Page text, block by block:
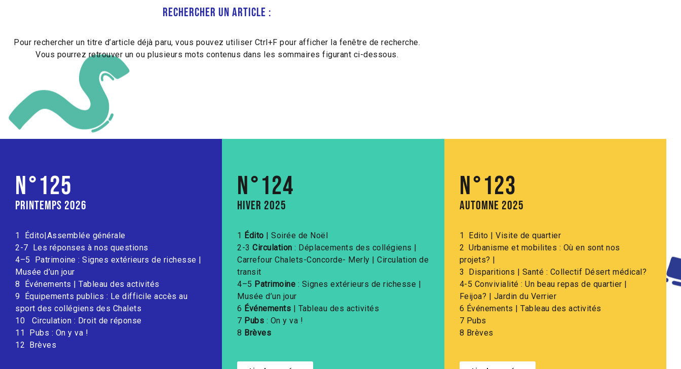
rechercher un article :
Pour rechercher un titre d’article déjà paru, vous pouvez utiliser Ctrl+F pour afficher la fenêtre de recherche.
Vous pourrez retrouver un ou plusieurs mots contenus dans les sommaires figurant ci-dessous.
N°125
printemps 2026
1 Édito|Assemblée générale
2-7 Les réponses à nos questions
4–5 Patrimoine : Signes extérieurs de richesse |
Musée d’un jour
8 Événements | Tableau des activités
9 Équipements publics : Le difficile accès au
sport des collégiens des Chalets
10 Circulation : Droit de réponse
11 Pubs : On y va !
12 Brèves
N°124
Hiver 2025
1 Édito | Soirée de Noël
2-3Circulation: Déplacements des collégiens |
Carrefour Chalets-Concorde- Merly | Circulation de
transit
4–5 Patrimoine : Signes extérieurs de richesse |
Musée d’un jour
6 Événements | Tableau des activités
7 Pubs : On y va !
8 Brèves
N°123
Automne 2025
1 Edito | Visite de quartier
2 Urbanisme et mobilites : Où en sont nos
projets? |
3 Disparitions | Santé : Collectif Désert médical?
4-5 Convivialité : Un beau repas de quartier |
Feijoa? | Jardin du Verrier
6 Événements | Tableau des activités
7 Pubs
8 Brèves